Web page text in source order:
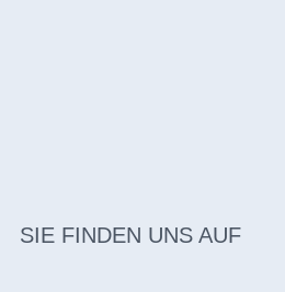
SIE FINDEN UNS AUF